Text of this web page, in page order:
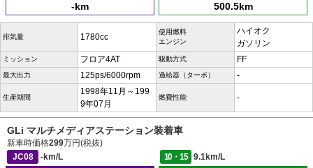
-km 500.5km
排気量 1780cc
使用燃料
エンジン
ハイオク
ガソリン
ミッション フロア4AT 駆動方式 FF
最大出力 125ps/6000rpm 過給器（ターボ） -
生産期間
1998年11月～199
9年07月
燃費性能 -
GLi マルチメディアステーション装着車
新車時価格299万円(税抜)
JC08
-km/L 10・15
9.1km/L